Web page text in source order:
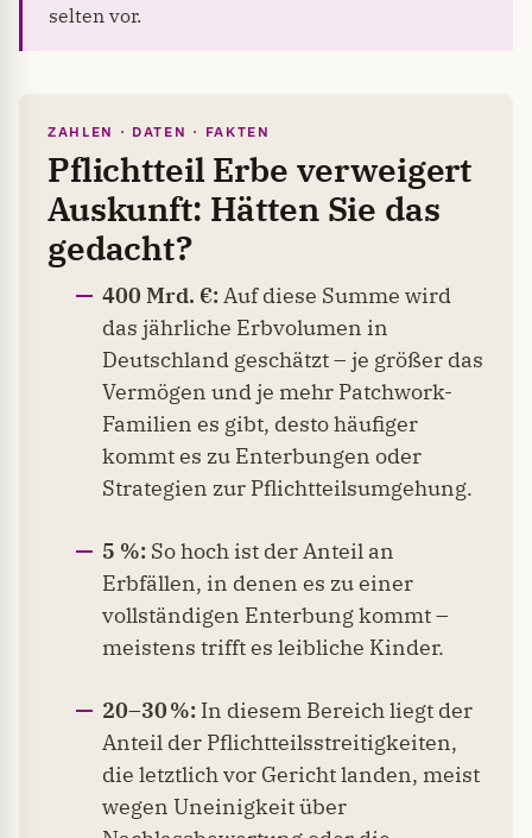
selten vor.
ZAHLEN · DATEN · FAKTEN
Pflichtteil Erbe verweigert
Auskunft: Hätten Sie das
gedacht?
400 Mrd. €:Auf diese Summe wird
das jährliche Erbvolumen in
Deutschland geschätzt – je größer das
Vermögen und je mehr Patchwork-
Familien es gibt, desto häufiger
kommt es zu Enterbungen oder
Strategien zur Pflichtteilsumgehung.
5 %: So hoch ist der Anteil an
Erbfällen, in denen es zu einer
vollständigen Enterbung kommt –
meistens trifft es leibliche Kinder.
20–30 %: In diesem Bereich liegt der
Anteil der Pflichtteilsstreitigkeiten,
die letztlich vor Gericht landen, meist
wegen Uneinigkeit über